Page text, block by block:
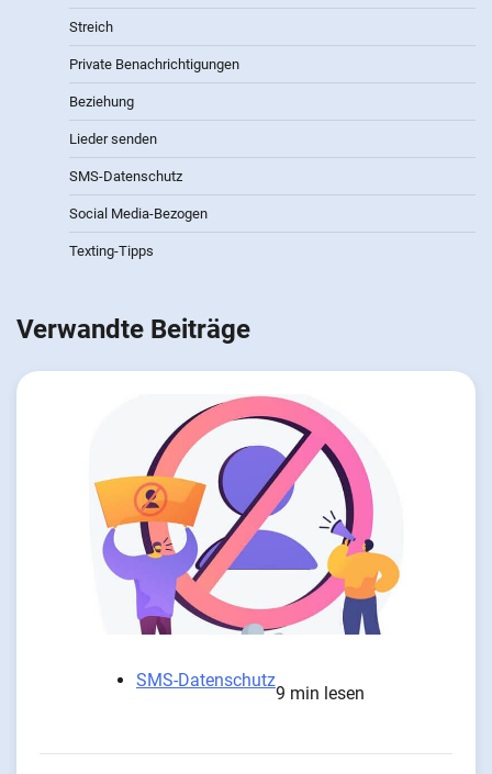
Streich
Private Benachrichtigungen
Beziehung
Lieder senden
SMS-Datenschutz
Social Media-Bezogen
Texting-Tipps
Verwandte Beiträge
SMS-Datenschutz
9 min lesen